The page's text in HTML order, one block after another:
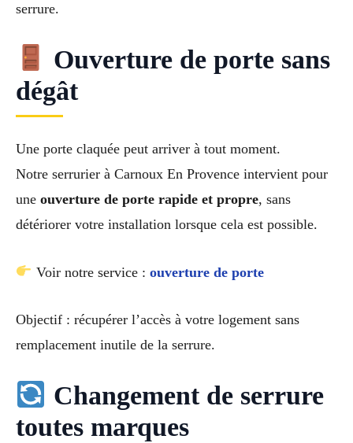
serrure.
Ouverture de porte sans
dégât
Une porte claquée peut arriver à tout moment.
Notre serrurier à Carnoux En Provence intervient pour
une ouverture de porte rapide et propre, sans
détériorer votre installation lorsque cela est possible.
Voir notre service : ouverture de porte
Objectif : récupérer l’accès à votre logement sans
remplacement inutile de la serrure.
Changement de serrure
toutes marques